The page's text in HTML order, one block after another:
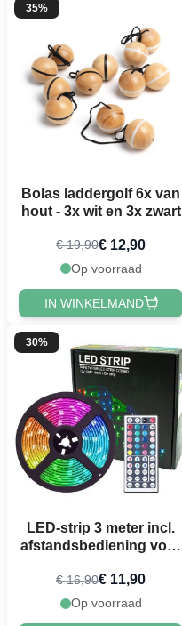
35%
Bolas laddergolf 6x van
hout - 3x wit en 3x zwart
€ 19,90€ 12,90
Op voorraad
IN WINKELMAND
30%
LED-strip 3 meter incl.
afstandsbediening voor
€ 16,90€ 11,90
Op voorraad